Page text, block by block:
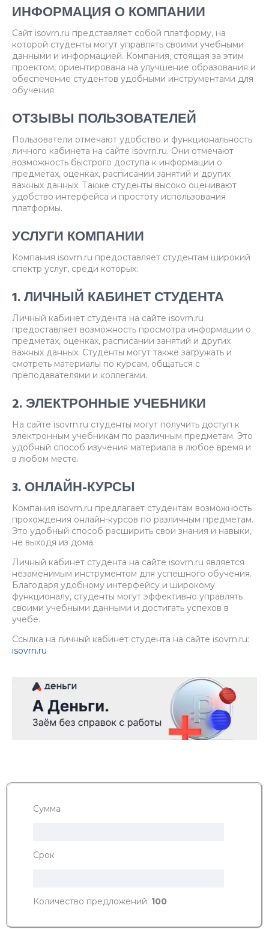
ИНФОРМАЦИЯ О КОМПАНИИ
Сайт isovrn.ru представляет собой платформу, на
которой студенты могут управлять своими учебными
данными и информацией. Компания, стоящая за этим
проектом, ориентирована на улучшение образования и
обеспечение студентов удобными инструментами для
обучения.
ОТЗЫВЫ ПОЛЬЗОВАТЕЛЕЙ
Пользователи отмечают удобство и функциональность
личного кабинета на сайте isovrn.ru. Они отмечают
возможность быстрого доступа к информации о
предметах, оценках, расписании занятий и других
важных данных. Также студенты высоко оценивают
удобство интерфейса и простоту использования
платформы.
УСЛУГИ КОМПАНИИ
Компания isovrn.ru предоставляет студентам широкий
спектр услуг, среди которых:
1. ЛИЧНЫЙ КАБИНЕТ СТУДЕНТА
Личный кабинет студента на сайте isovrn.ru
предоставляет возможность просмотра информации о
предметах, оценках, расписании занятий и других
важных данных. Студенты могут также загружать и
смотреть материалы по курсам, общаться с
преподавателями и коллегами.
2. ЭЛЕКТРОННЫЕ УЧЕБНИКИ
На сайте isovrn.ru студенты могут получить доступ к
электронным учебникам по различным предметам. Это
удобный способ изучения материала в любое время и
в любом месте.
3. ОНЛАЙН-КУРСЫ
Компания isovrn.ru предлагает студентам возможность
прохождения онлайн-курсов по различным предметам.
Это удобный способ расширить свои знания и навыки,
не выходя из дома.
Личный кабинет студента на сайте isovrn.ru является
незаменимым инструментом для успешного обучения.
Благодаря удобному интерфейсу и широкому
функционалу, студенты могут эффективно управлять
своими учебными данными и достигать успехов в
учебе.
Ссылка на личный кабинет студента на сайте isovrn.ru:
isovrn.ru
Сумма
Срок
Количество предложений: 100